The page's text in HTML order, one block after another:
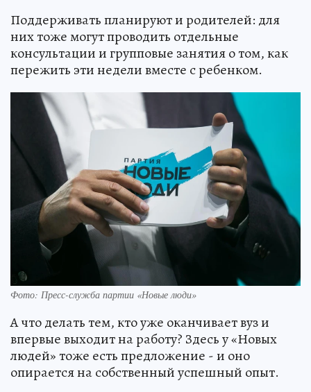
Поддерживать планируют и родителей: для
них тоже могут проводить отдельные
консультации и групповые занятия о том, как
пережить эти недели вместе с ребенком.
Фото: Пресс-служба партии «Новые люди»
А что делать тем, кто уже оканчивает вуз и
впервые выходит на работу? Здесь у «Новых
людей» тоже есть предложение - и оно
опирается на собственный успешный опыт.